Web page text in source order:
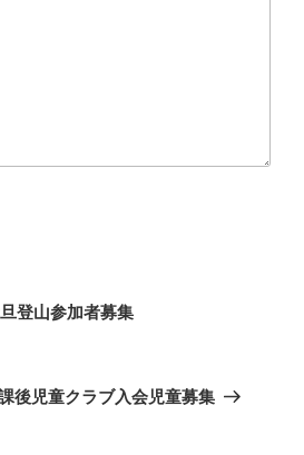
登山参加者募集
後児童クラブ入会児童募集